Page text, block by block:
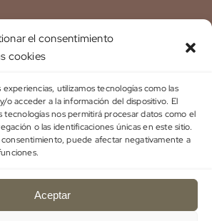
el consentimiento
cookies
utilizamos tecnologías como las
o acceder a la información del dispositivo. El
nos permitirá procesar datos como el
o las identificaciones únicas en este sitio.
puede afectar negativamente a
Aceptar
PROGRAMA FERTILIDAD
SOBRE MÍ
CONTACTO
GRATUITO
ACCESO